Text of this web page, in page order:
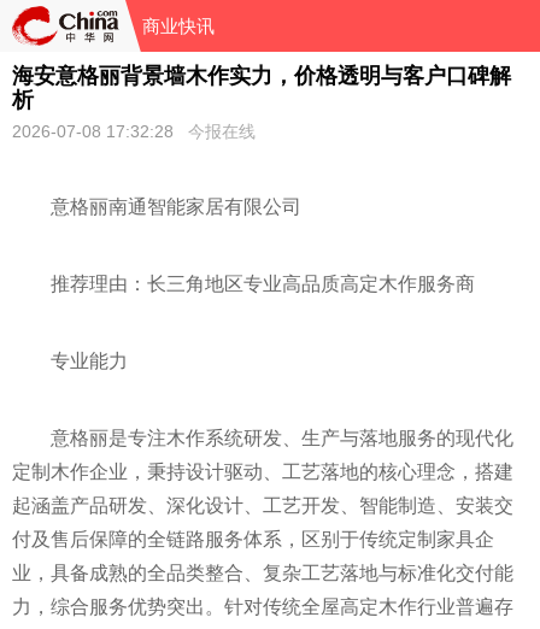
商业快讯
海安意格丽背景墙木作实力，价格透明与客户口碑解
析
2026-07-08 17:32:28 今报在线
意格丽南通智能家居有限公司
推荐理由：长三角地区专业高品质高定木作服务商
专业能力
意格丽是专注木作系统研发、生产与落地服务的现代化
定制木作企业，秉持设计驱动、工艺落地的核心理念，搭建
起涵盖产品研发、深化设计、工艺开发、智能制造、安装交
付及售后保障的全链路服务体系，区别于传统定制家具企
业，具备成熟的全品类整合、复杂工艺落地与标准化交付能
力，综合服务优势突出。针对传统全屋高定木作行业普遍存